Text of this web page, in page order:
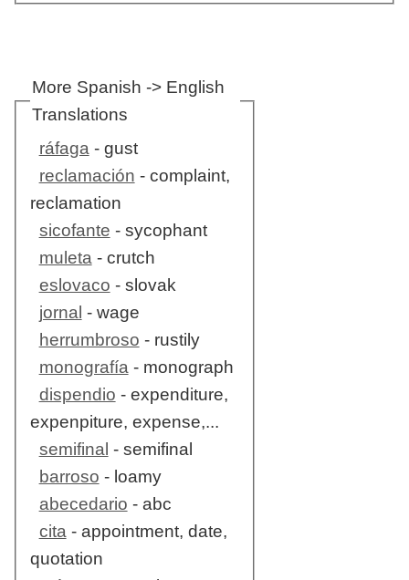
More Spanish -> English
Translations
ráfaga - gust
reclamación - complaint,
reclamation
sicofante - sycophant
muleta - crutch
eslovaco - slovak
jornal - wage
herrumbroso - rustily
monografía - monograph
dispendio - expenditure,
expenpiture, expense,...
semifinal - semifinal
barroso - loamy
abecedario - abc
cita - appointment, date,
quotation